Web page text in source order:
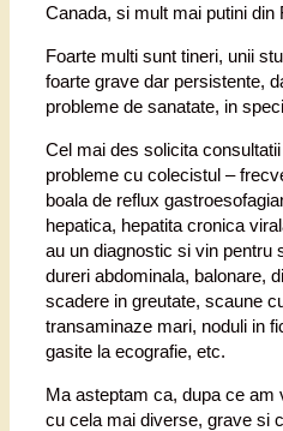
Canada, si mult mai putini din
Foarte multi sunt tineri, unii
foarte grave dar persistente,
probleme de sanatate, in
Cel mai des solicita
probleme cu colecistul –
boala de reflux
hepatica, hepatita cronica
au un diagnostic si vin pentru
dureri abdominala, balonare,
scadere in greutate, scaune
transaminaze mari, noduli in
gasite la ecografie, etc.
Ma asteptam ca, dupa ce am
cu cela mai diverse, grave si